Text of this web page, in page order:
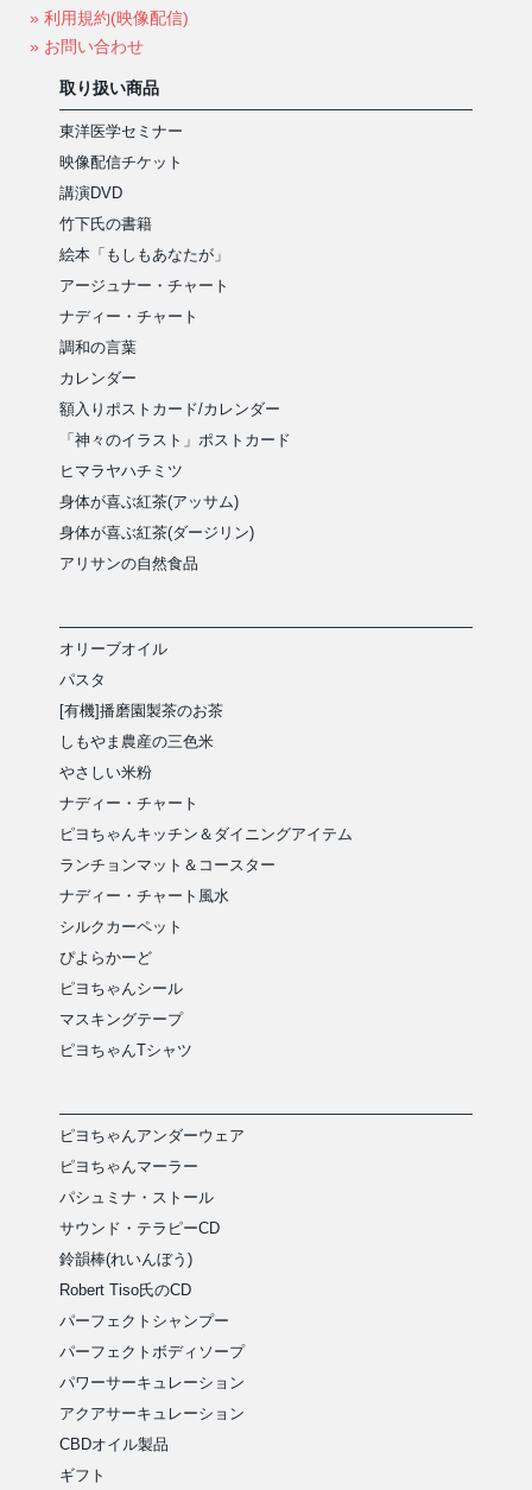
» 利用規約(映像配信)
» お問い合わせ
取り扱い商品
東洋医学セミナー
映像配信チケット
講演DVD
竹下氏の書籍
絵本「もしもあなたが」
アージュナー・チャート
ナディー・チャート
調和の言葉
カレンダー
額入りポストカード/カレンダー
「神々のイラスト」ポストカード
ヒマラヤハチミツ
身体が喜ぶ紅茶(アッサム)
身体が喜ぶ紅茶(ダージリン)
アリサンの自然食品
オリーブオイル
パスタ
[有機]播磨園製茶のお茶
しもやま農産の三色米
やさしい米粉
ナディー・チャート
ピヨちゃんキッチン＆ダイニングアイテム
ランチョンマット＆コースター
ナディー・チャート風水
シルクカーペット
ぴよらかーど
ピヨちゃんシール
マスキングテープ
ピヨちゃんTシャツ
ピヨちゃんアンダーウェア
ピヨちゃんマーラー
パシュミナ・ストール
サウンド・テラピーCD
鈴韻棒(れいんぼう)
Robert Tiso氏のCD
パーフェクトシャンプー
パーフェクトボディソープ
パワーサーキュレーション
アクアサーキュレーション
CBDオイル製品
ギフト